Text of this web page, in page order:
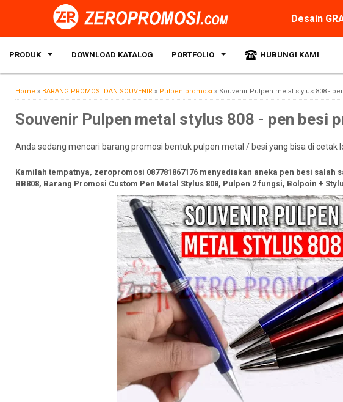
Desain
PRODUK DOWNLOAD KATALOG PORTFOLIO HUBUNGI KAMI
Home » BARANG PROMOSI DAN SOUVENIR » Pulpen promosi » Souvenir Pulpen metal stylus 808 -
Souvenir Pulpen metal stylus 808 - pen besi
Anda sedang mencari barang promosi bentuk pulpen metal / besi yang bisa di cetak
Kamilah tempatnya, zeropromosi 087781867176 menyediakan aneka pen besi salah
BB808, Barang Promosi Custom Pen Metal Stylus 808, Pulpen 2 fungsi, Bolpoin +